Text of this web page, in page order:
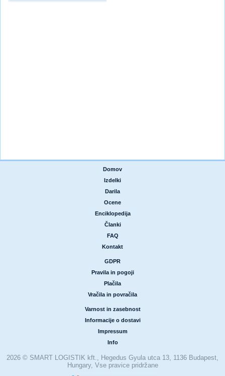
Domov
Izdelki
Darila
Ocene
Enciklopedija
Članki
FAQ
Kontakt
GDPR
Pravila in pogoji
Plačila
Vračila in povračila
Varnost in zasebnost
Informacije o dostavi
Impressum
Info
2026 © SMART LOGISTIK kft., Hegedus Gyula utca 13, 1136 Budapest,
Hungary, Vse pravice pridržane